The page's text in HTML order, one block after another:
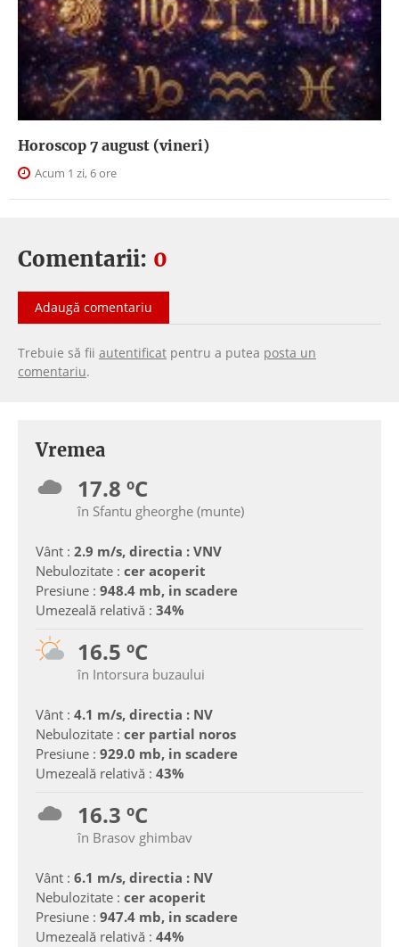
Horoscop 7 august (vineri)
Acum 1 zi, 6 ore
Comentarii: 0
Adaugă comentariu
Trebuie să fii autentificat pentru a putea posta un
comentariu.
Vremea
17.8 ºC
în Sfantu gheorghe (munte)
Vânt : 2.9 m/s, directia : VNV
Nebulozitate : cer acoperit
Presiune : 948.4 mb, in scadere
Umezeală relativă : 34%
16.5 ºC
în Intorsura buzaului
Vânt : 4.1 m/s, directia : NV
Nebulozitate : cer partial noros
Presiune : 929.0 mb, in scadere
Umezeală relativă : 43%
16.3 ºC
în Brasov ghimbav
Vânt : 6.1 m/s, directia : NV
Nebulozitate : cer acoperit
Presiune : 947.4 mb, in scadere
Umezeală relativă : 44%